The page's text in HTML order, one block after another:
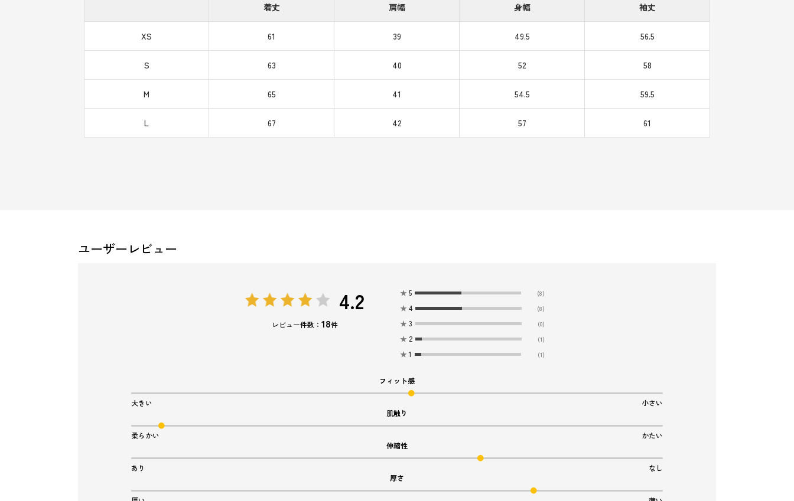
着丈 肩幅 身幅 袖丈
XS 61 39 49.5 56.5
S 63 40 52 58
M 65 41 54.5 59.5
L 67 42 57 61
ユーザーレビュー
4.2
レビュー件数： 18件
★ 5 (8)
★ 4 (8)
★ 3 (0)
★ 2 (1)
★ 1 (1)
フィット感
大きい
小さい
肌触り
柔らかい
かたい
伸縮性
あり
なし
厚さ